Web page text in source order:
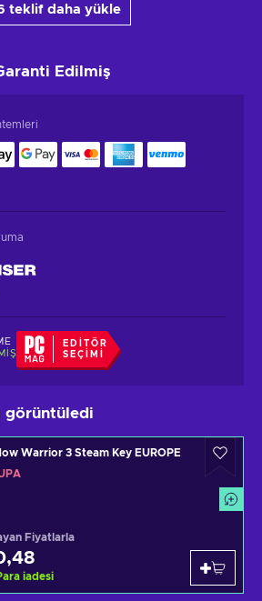
teklif daha yükle
Edilmiş
EDITÖR
SEÇIMI
görüntüledi
Warrior 3 Steam Key EUROPE
Fiyatlarla
iadesi